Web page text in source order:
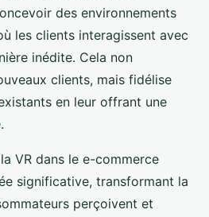
des environnements
les clients interagissent avec
inédite. Cela non
clients, mais fidélise
en leur offrant une
VR dans le e-commerce
significative, transformant la
perçoivent et